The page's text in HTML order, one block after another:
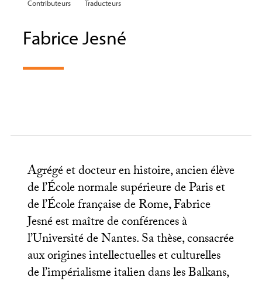
Contributeurs Traducteurs
Fabrice Jesné
Agrégé et docteur en histoire, ancien élève
de l’École normale supérieure de Paris et
de l’École française de Rome, Fabrice
Jesné est maître de conférences à
l’Université de Nantes. Sa thèse, consacrée
aux origines intellectuelles et culturelles
de l’impérialisme italien dans les Balkans,